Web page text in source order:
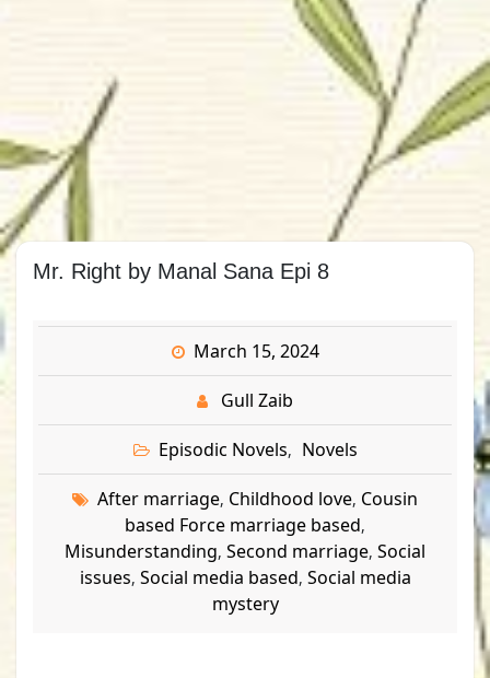
Mr. Right by Manal Sana Epi 8
March 15, 2024
Gull Zaib
Episodic Novels, Novels
After marriage, Childhood love, Cousin
based Force marriage based,
Misunderstanding, Second marriage, Social
issues, Social media based, Social media
mystery